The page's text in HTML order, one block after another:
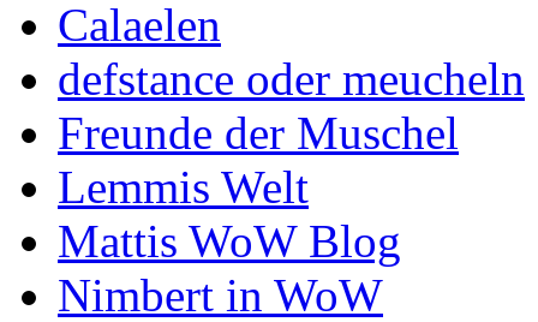
Calaelen
defstance oder meucheln
Freunde der Muschel
Lemmis Welt
Mattis WoW Blog
Nimbert in WoW